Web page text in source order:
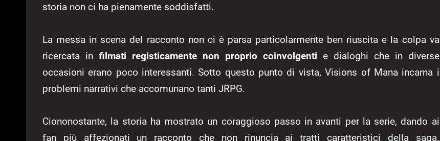
storia non ci ha pienamente soddisfatti.
La messa in scena del racconto non ci è parsa particolarmente ben riuscita e la colpa va
ricercata in filmati registicamente non proprio coinvolgenti e dialoghi che in diverse
occasioni erano poco interessanti. Sotto questo punto di vista, Visions of Mana incarna i
problemi narrativi che accomunano tanti JRPG.
Ciononostante, la storia ha mostrato un coraggioso passo in avanti per la serie, dando ai
fan più affezionati un racconto che non rinuncia ai tratti caratteristici della saga.